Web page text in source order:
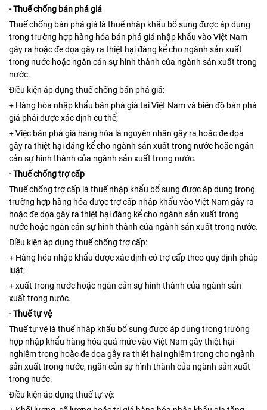
- Thuế chống bán phá giá
Thuế chống bán phá giá là thuế nhập khẩu bổ sung được áp dụng
trong trường hợp hàng hóa bán phá giá nhập khẩu vào Việt Nam
gây ra hoặc đe dọa gây ra thiệt hại đáng kể cho ngành sản xuất
trong nước hoặc ngăn cản sự hình thành của ngành sản xuất trong
nước.
Điều kiện áp dụng thuế chống bán phá giá:
+ Hàng hóa nhập khẩu bán phá giá tại Việt Nam và biên độ bán phá
giá phải được xác định cụ thể;
+ Việc bán phá giá hàng hóa là nguyên nhân gây ra hoặc đe dọa
gây ra thiệt hại đáng kể cho ngành sản xuất trong nước hoặc ngăn
cản sự hình thành của ngành sản xuất trong nước.
- Thuế chống trợ cấp
Thuế chống trợ cấp là thuế nhập khẩu bổ sung được áp dụng trong
trường hợp hàng hóa được trợ cấp nhập khẩu vào Việt Nam gây ra
hoặc đe dọa gây ra thiệt hại đáng kể cho ngành sản xuất trong
nước hoặc ngăn cản sự hình thành của ngành sản xuất trong nước.
Điều kiện áp dụng thuế chống trợ cấp:
+ Hàng hóa nhập khẩu được xác định có trợ cấp theo quy định pháp
luật;
+ xuất trong nước hoặc ngăn cản sự hình thành của ngành sản
xuất trong nước.
- Thuế tự vệ
Thuế tự vệ là thuế nhập khẩu bổ sung được áp dụng trong trường
hợp nhập khẩu hàng hóa quá mức vào Việt Nam gây thiệt hại
nghiêm trọng hoặc đe dọa gây ra thiệt hại nghiêm trọng cho ngành
sản xuất trong nước, ngăn cản sự hình thành của ngành sản xuất
trong nước.
Điều kiện áp dụng thuế tự vệ: